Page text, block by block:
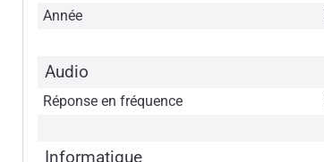
Année
Audio
Réponse en fréquence
Informatique